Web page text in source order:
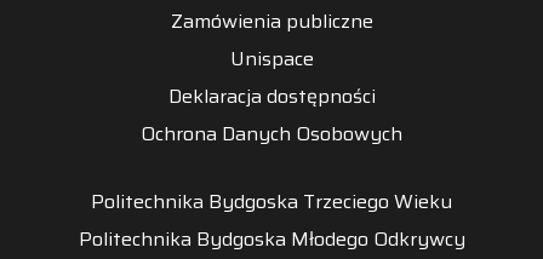
Zamówienia publiczne
Unispace
Deklaracja dostępności
Ochrona Danych Osobowych
Politechnika Bydgoska Trzeciego Wieku
Politechnika Bydgoska Młodego Odkrywcy